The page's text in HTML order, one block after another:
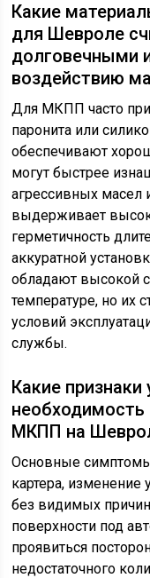
Какие
для Шевроле
долговечными
воздействию
Для МКПП часто
паронита или
обеспечивают
могут быстрее
агрессивных масел
выдерживает
герметичность
аккуратной
обладают высокой
температуре, но их
условий
службы.
Какие
необходимость
МКПП на
Основные
картера, изменение
без видимых
поверхности под
проявиться
недостаточного